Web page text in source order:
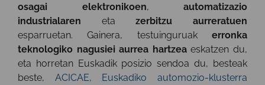
osagai elektronikoen, automatizazio
industrialaren etazerbitzu aurreratuen
esparruetan. Gainera, testuinguruak erronka
teknologiko nagusiei aurrea hartzeaeskatzen du,
eta horretan Euskadik posizio sendoa du, besteak
beste, ACICAE, Euskadiko automozio-klusterra